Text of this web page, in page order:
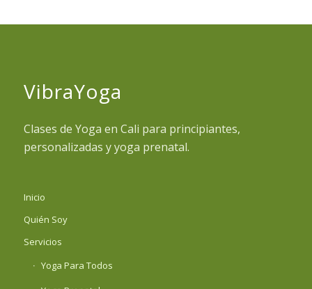
VibraYoga
Clases de Yoga en Cali para principiantes,
personalizadas y yoga prenatal.
Inicio
Quién Soy
Servicios
Yoga Para Todos